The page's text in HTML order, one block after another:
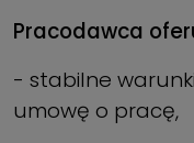
Pracodawca
- stabilne
umowę o pracę,